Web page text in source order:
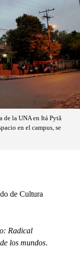
de la UNA en Itá Pytã
en el campus, se
de Cultura
Radical
los mundos.